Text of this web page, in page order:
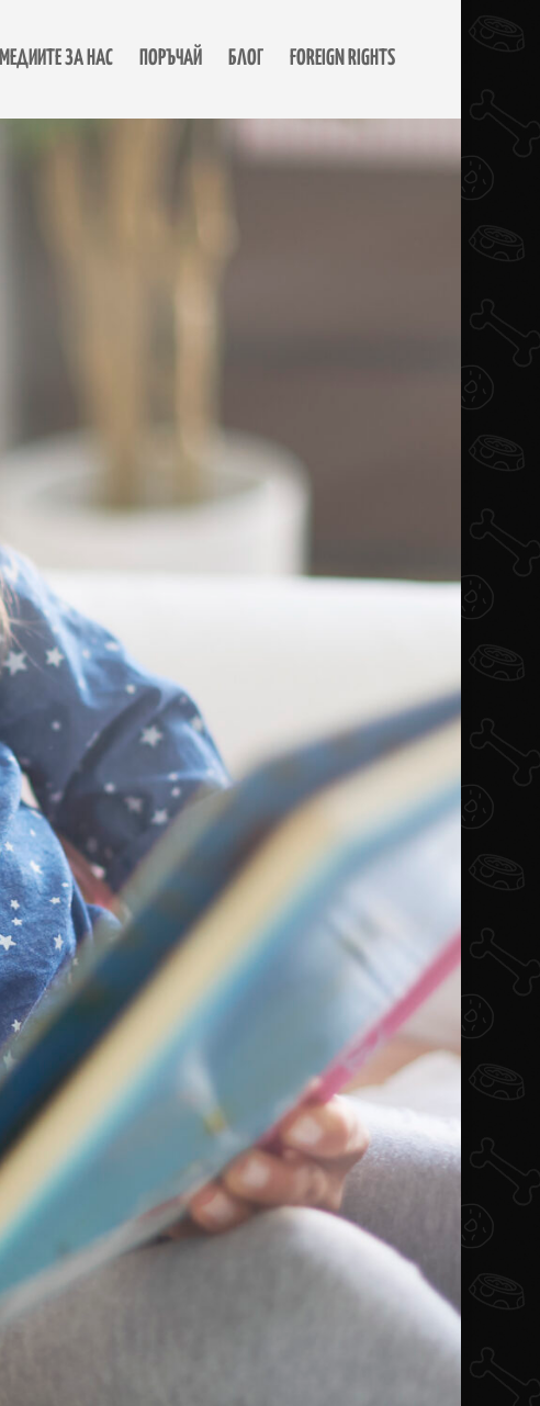
МЕДИИТЕ ЗА НАС ПОРЪЧАЙ БЛОГ FOREIGN RIGHTS